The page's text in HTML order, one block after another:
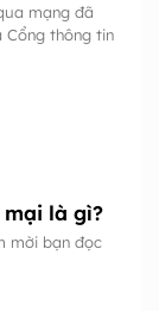
mạng đã
Cổng thông tin
là gì?
mời bạn đọc